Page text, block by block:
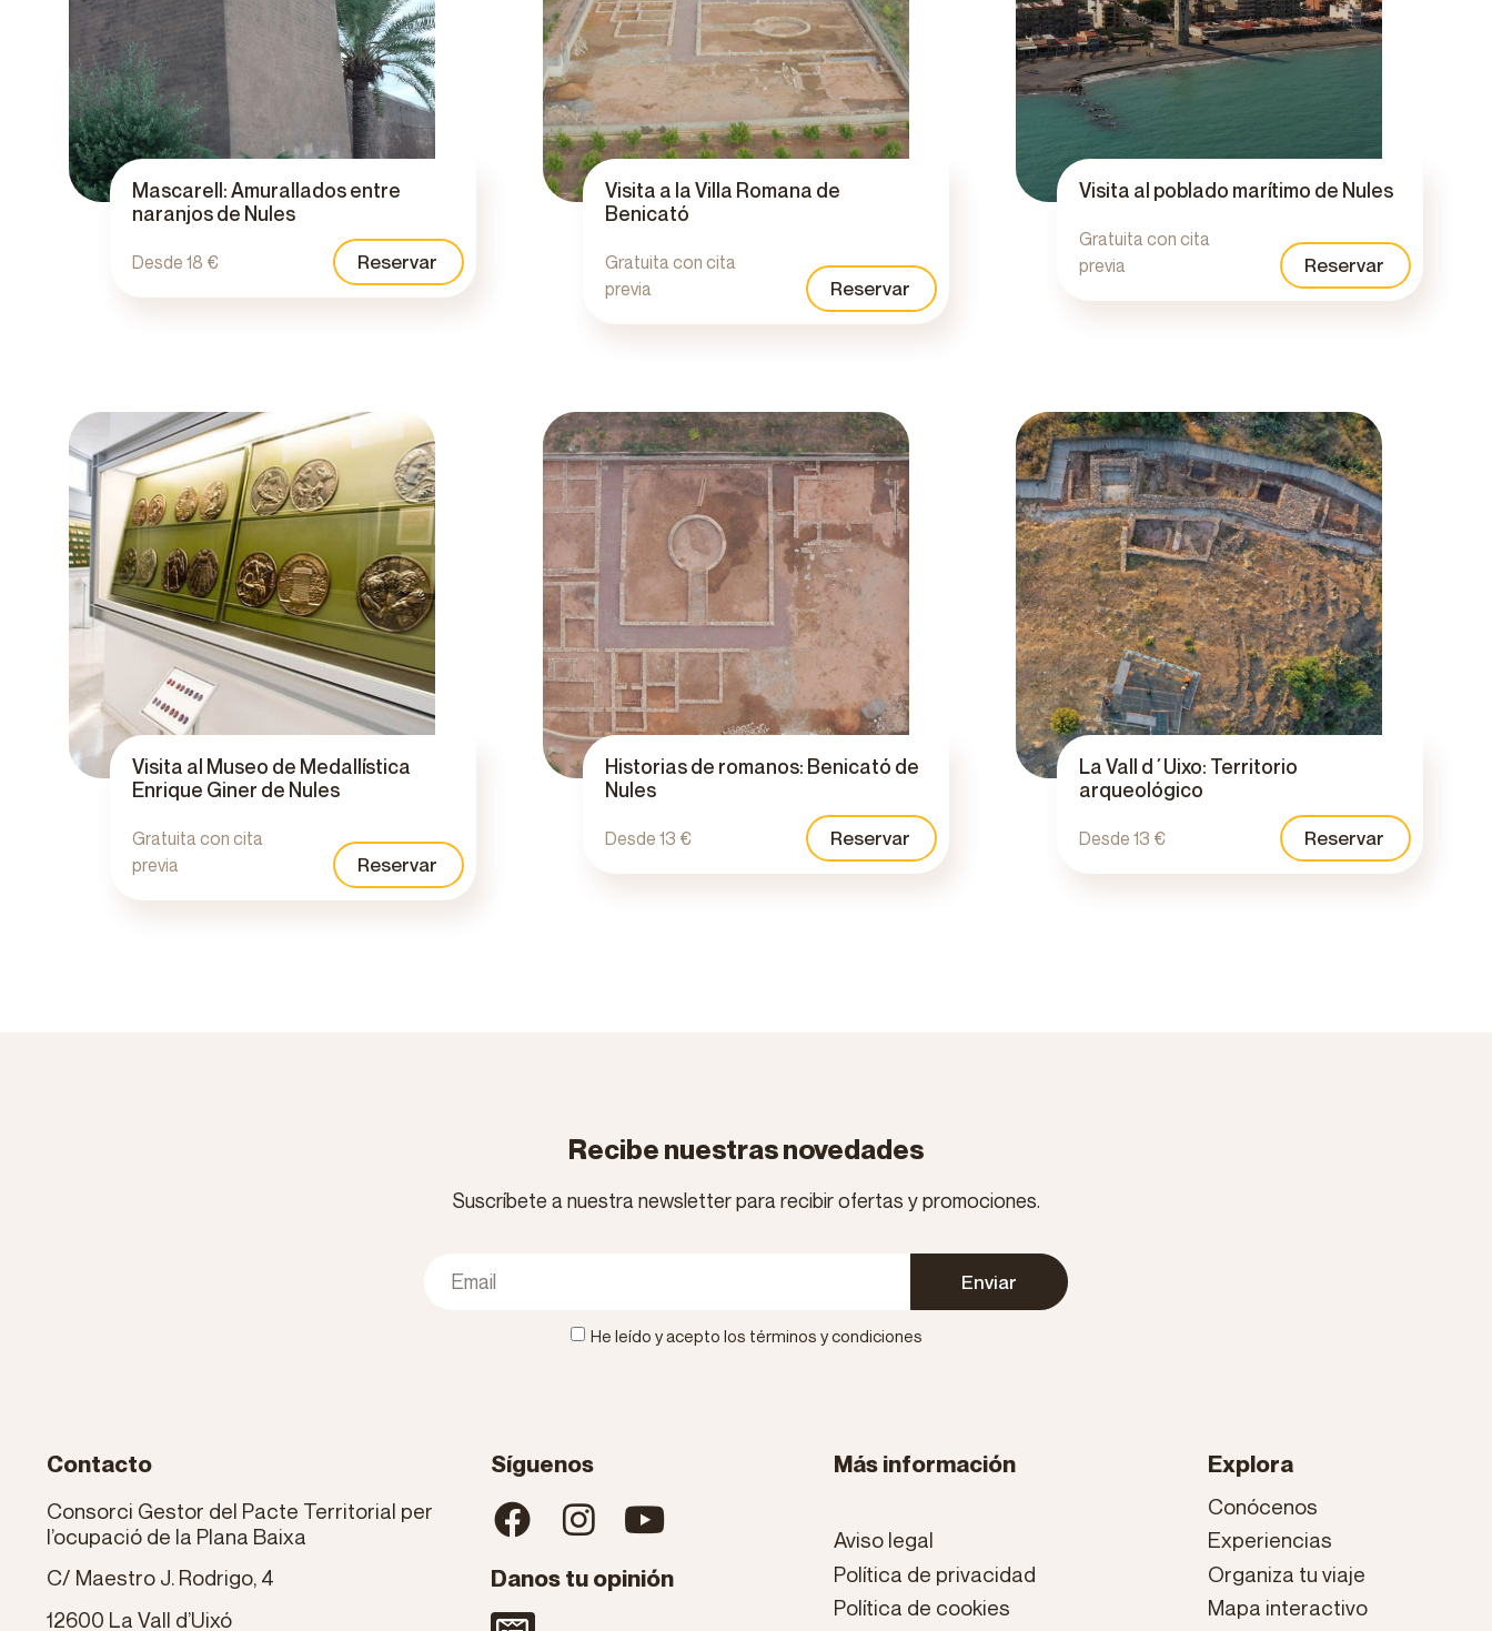
Mascarell: Amurallados entre
naranjos de Nules
Desde 18 € Reservar
Visita a la Villa Romana de
Benicató
Gratuita con cita
previa
Reservar
Visita al poblado marítimo de Nules
Gratuita con cita
previa
Reservar
Visita al Museo de Medallística
Enrique Giner de Nules
Gratuita con cita
previa
Reservar
Historias de romanos: Benicató de
Nules
Desde 13 € Reservar
La Vall d´Uixo: Territorio
arqueológico
Desde 13 € Reservar
Recibe nuestras novedades
Suscríbete a nuestra newsletter para recibir ofertas y promociones.
He leído y acepto los términos y condiciones
Enviar
Contacto
Consorci Gestor del Pacte Territorial per
l’ocupació de la Plana Baixa
C/ Maestro J. Rodrigo, 4
12600 La Vall d’Uixó
Síguenos
Danos tu opinión
Más información
Aviso legal
Política de privacidad
Política de cookies
Explora
Conócenos
Experiencias
Organiza tu viaje
Mapa interactivo